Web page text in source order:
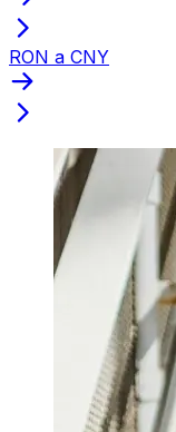
RON a CNY